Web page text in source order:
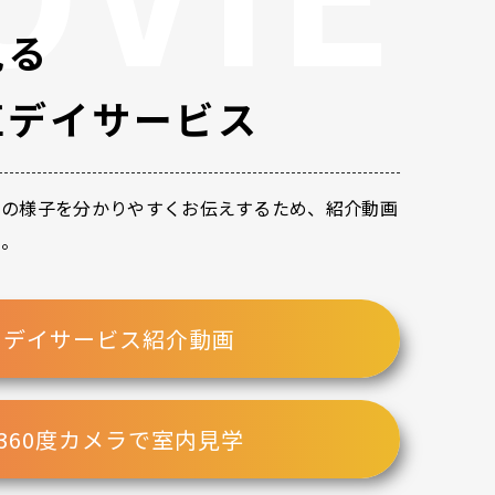
イサービス
様子を分かりやすくお伝えするため、紹介動画
デイサービス紹介動画
度カメラで室内見学